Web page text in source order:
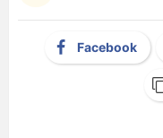
Facebook